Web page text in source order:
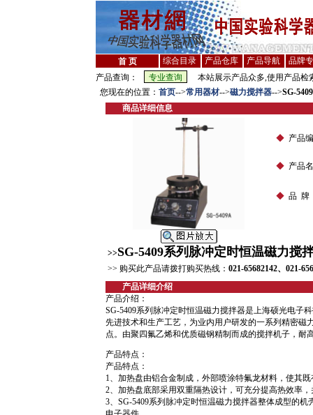
首 页 综合目录 产品仓库 产品导航
品牌
产品查询：
本站展示产品众多,使用产品检
您现在的位置： 首页-->常用器材-->磁力搅拌器-->SG-
商品详细信息
◆ 产品
◆ 产品
◆ 品 牌
>>SG-5409系列脉冲定时恒温磁力搅
>> 购买此产品请拨打购买热线： 021-65682142、021-
产品详细介绍
产品介绍：
SG-5409系列脉冲定时恒温磁力搅拌器是上海硕光电子
先进技术和生产工艺，为业内用户研发的一系列精密磁
点。由聚四氟乙烯和优质磁钢精制而成的搅拌机子，
产品特点：
产品特点：
1、加热盘由铝合金制成，外部喷涂特氟龙材料，使其
2、加热盘底部采用双重隔热设计，可充分提高热效率
3、SG-5409系列脉冲定时恒温磁力搅拌器整体成型的